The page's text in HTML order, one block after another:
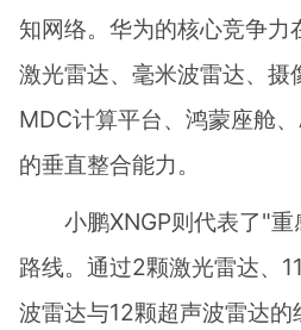
知网络。华为的核心竞争
激光雷达、毫米波雷达、摄
MDC计算平台、鸿蒙座舱
的垂直整合能力。
小鹏XNGP则代表了"
路线。通过2颗激光雷达、
波雷达与12颗超声波雷达